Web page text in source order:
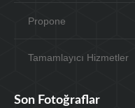
Propone
Tamamlayıcı Hizmetler
Son Fotoğraflar